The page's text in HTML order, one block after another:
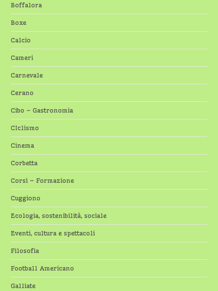
Boffalora
Boxe
Calcio
Cameri
Carnevale
Cerano
Cibo – Gastronomia
CIclismo
Cinema
Corbetta
Corsi – Formazione
Cuggiono
Ecologia, sostenibilità, sociale
Eventi, cultura e spettacoli
Filosofia
Football Americano
Galliate